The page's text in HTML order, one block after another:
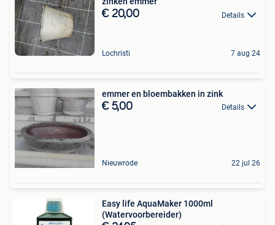
€ 20,00 Details
Lochristi 7 aug 24
emmer en bloembakken in zink
€ 5,00 Details
Nieuwrode 22 jul 26
Easy life AquaMaker 1000ml
(Watervoorbereider)